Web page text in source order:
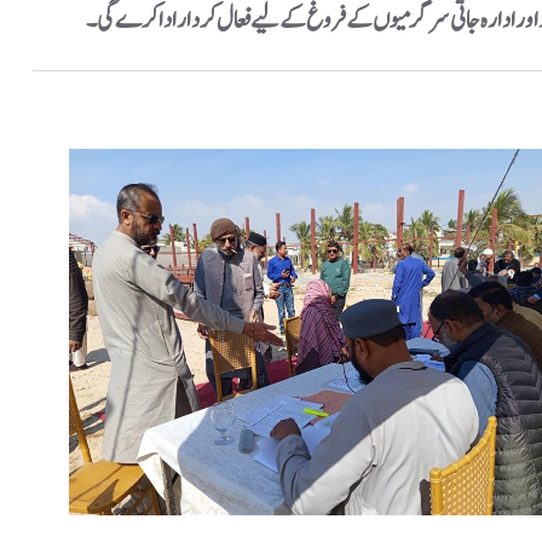
اور ادارہ جاتی سرگرمیوں کے فروغ کے لیے فعال کردار ادا کرے گی۔